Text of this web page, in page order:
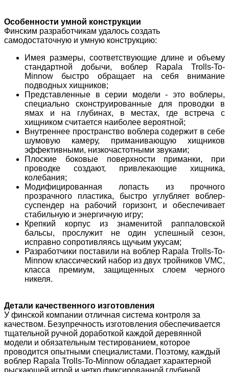
Особенности умной конструкции
Финским разработчикам удалось создать
самодостаточную и умную конструкцию:
Имея размеры, соответствующие длине и объему
стандартной добычи, воблер Rapala Trolls-To-
Minnow быстро обращает на себя внимание
подводных хищников;
Представленные в серии модели - это воблеры,
специально сконструированные для проводки в
ямах и на глубинах, в местах, где встреча с
хищником считается наиболее вероятной;
Внутреннее пространство воблера содержит в себе
шумовую камеру, приманивающую хищников
эффективными, низкочастотными звуками;
Плоские боковые поверхности приманки, при
проводке создают, привлекающие хищника,
колебания;
Модифицированная лопасть из прочного
прозрачного пластика, быстро углубляет воблер-
суспендер на рабочий горизонт, и обеспечивает
стабильную и энергичную игру;
Крепкий корпус из знаменитой раппаловской
бальсы, прослужит не один успешный сезон,
исправно сопротивляясь щучьим укусам;
Разработчики поставили на воблер Rapala Trolls-To-
Minnow классический набор из двух тройников VMC,
класса премиум, защищенных слоем черного
никеля.
Детали качественного изготовления
У финской компании отличная система контроля за
качеством. Безупречность изготовления обеспечивается
тщательной ручной доработкой каждой деревянной
модели и обязательным тестированием, которое
проводится опытными специалистами. Поэтому, каждый
воблер Rapala Trolls-To-Minnow обладает характерной
рыскающей игрой и четко фиксированной глубиной